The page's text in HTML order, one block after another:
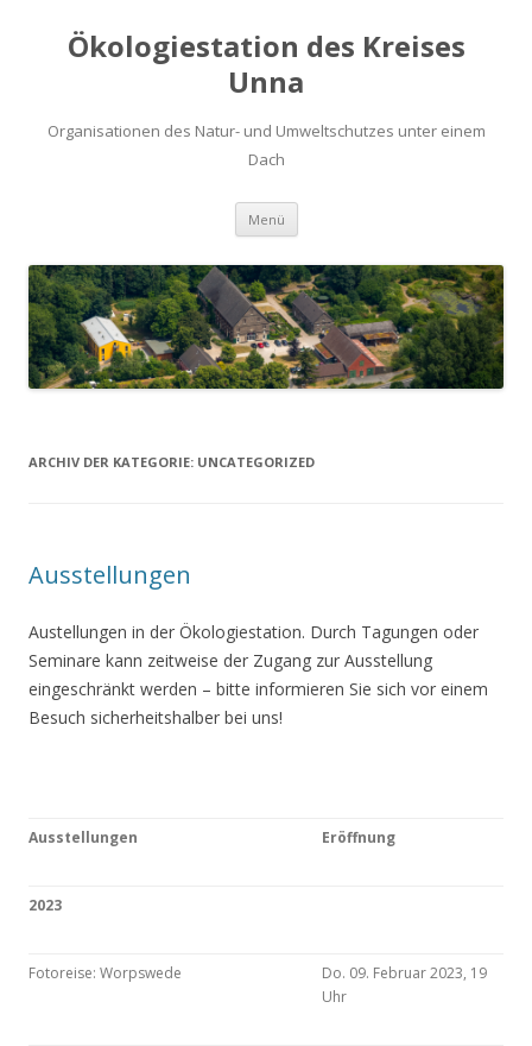
Ökologiestation des Kreises
Unna
Organisationen des Natur- und Umweltschutzes unter einem
Dach
Menü Zum
springen
ARCHIV DER KATEGORIE: UNCATEGORIZED
Ausstellungen
Austellungen in der Ökologiestation. Durch Tagungen oder
Seminare kann zeitweise der Zugang zur Ausstellung
eingeschränkt werden – bitte informieren Sie sich vor einem
Besuch sicherheitshalber bei uns!
Ausstellungen Eröffnung
2023
Fotoreise: Worpswede
Do. 09. Februar 2023, 19
Uhr